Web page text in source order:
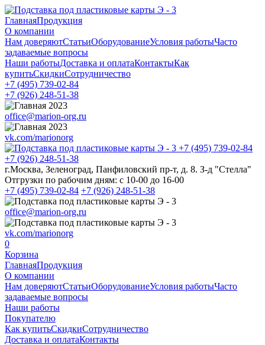
ГлавнаяПродукция
О компании
Нам доверяютСтатьиОборудованиеУсловия работыЧасто
задаваемые вопросы
Наши работыДоставка и оплатаКонтактыКак
купитьСкидкиСотрудничество
+7 (495) 739-02-84
+7 (926) 248-51-38
office@marion-org.ru
vk.com/marionorg
+7 (495) 739-02-84
+7 (926) 248-51-38
г.Москва, Зеленоград, Панфиловский пр-т, д. 8. З-д "Стелла"
Отгрузки по рабочим дням: с 10-00 до 16-00
+7 (495) 739-02-84 +7 (926) 248-51-38
office@marion-org.ru
vk.com/marionorg
0
Корзина
ГлавнаяПродукция
О компании
Нам доверяютСтатьиОборудованиеУсловия работыЧасто
задаваемые вопросы
Наши работы
Покупателю
Как купитьСкидкиСотрудничество
Доставка и оплатаКонтакты